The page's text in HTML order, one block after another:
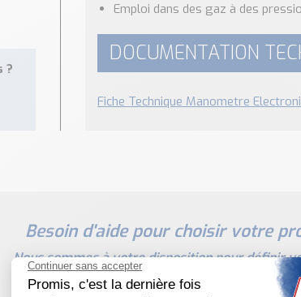
?
Emploi dans des gaz à des
DOCUMENTATION
Fiche Technique Manometre
Besoin d'aide pour choisir votre
Nous sommes à votre disposition pour définir